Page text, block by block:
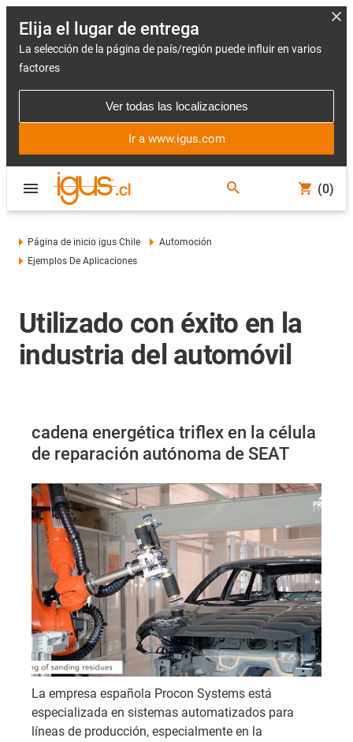
Elija el lugar de entrega
La selección de la página de país/región puede influir en varios
factores
Ver todas las localizaciones
Ir a www.igus.com
(0)
Página de inicio igus Chile
Automoción
Ejemplos De Aplicaciones
Utilizado con éxito en la
industria del automóvil
cadena energética triflex en la célula
de reparación autónoma de SEAT
La empresa española Procon Systems está
especializada en sistemas automatizados para
líneas de producción, especialmente en la